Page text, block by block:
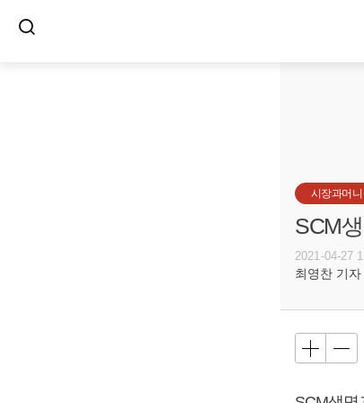
시장과머니
SCM
2021-04-27
최영찬 기